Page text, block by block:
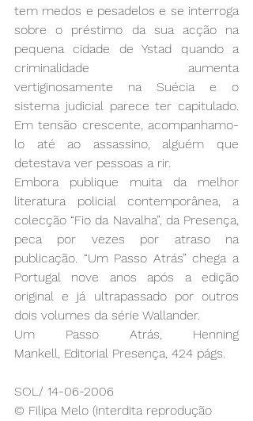
tem medos e pesadelos e se interroga
sobre o préstimo da sua acção na
pequena cidade de Ystad quando a
criminalidade aumenta
vertiginosamente na Suécia e o
sistema judicial parece ter capitulado.
Em tensão crescente, acompanhamo-
lo até ao assassino, alguém que
detestava ver pessoas a rir.
Embora publique muita da melhor
literatura policial contemporânea, a
colecção “Fio da Navalha”, da Presença,
peca por vezes por atraso na
publicação. “Um Passo Atrás” chega a
Portugal nove anos após a edição
original e já ultrapassado por outros
dois volumes da série Wallander.
Um Passo Atrás, Henning
Mankell, Editorial Presença, 424 págs.
SOL/ 14-06-2006
© Filipa Melo (interdita reprodução